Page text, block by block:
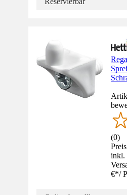
(0)
inkl.
€*/